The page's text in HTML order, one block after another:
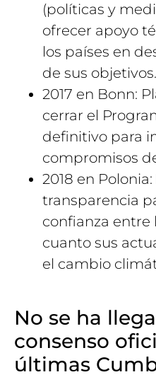
(políticas y
ofrecer apoyo
los países en
de sus objetivos.
2017 en Bonn:
cerrar el
definitivo para
compromisos
2018 en
transparencia
confianza entre
cuanto sus
el cambio
No se ha
consenso
últimas